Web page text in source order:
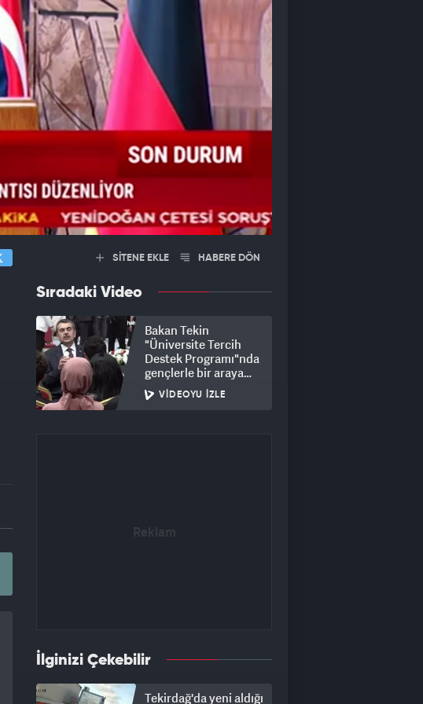
SİTENE EKLE HABERE DÖN
Sıradaki Video
Bakan Tekin
"Üniversite Tercih
Destek Programı"nda
gençlerle bir araya
geldi
VIDEOYU İZLE
İlginizi Çekebilir
Tekirdağ'da yeni aldığı